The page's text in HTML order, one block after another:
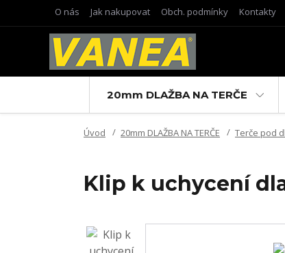
O nás Jak nakupovat Obch. podmínky Kontakty
20mm DLAŽBA NA TERČE
Úvod 20mm DLAŽBA NA TERČE Terče pod
Klip k uchycení